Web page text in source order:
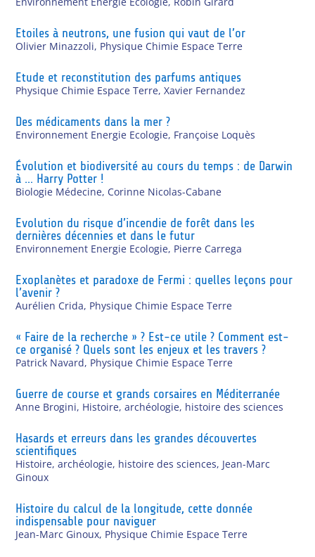
Etoiles à neutrons, une fusion qui vaut de l’or
Olivier Minazzoli, Physique Chimie Espace Terre
Etude et reconstitution des parfums antiques
Physique Chimie Espace Terre,Xavier Fernandez
Des médicaments dans la mer ?
Environnement Energie Ecologie, Françoise Loquès
Évolution et biodiversité au cours du temps : de Darwin
à … Harry Potter !
Biologie Médecine, Corinne Nicolas-Cabane
Evolution du risque d’incendie de forêt dans les
dernières décennies et dans le futur
Environnement Energie Ecologie, Pierre Carrega
Exoplanètes et paradoxe de Fermi : quelles leçons pour
l’avenir ?
Aurélien Crida, Physique Chimie Espace Terre
« Faire de la recherche » ? Est-ce utile ? Comment est-
ce organisé ? Quels sont les enjeux et les travers ?
Patrick Navard, Physique Chimie Espace Terre
Guerre de course et grands corsaires en Méditerranée
Anne Brogini, Histoire, archéologie, histoire des sciences
Hasards et erreurs dans les grandes découvertes
scientifiques
Histoire, archéologie, histoire des sciences, Jean-Marc
Ginoux
Histoire du calcul de la longitude, cette donnée
indispensable pour naviguer
Jean-Marc Ginoux, Physique Chimie Espace Terre